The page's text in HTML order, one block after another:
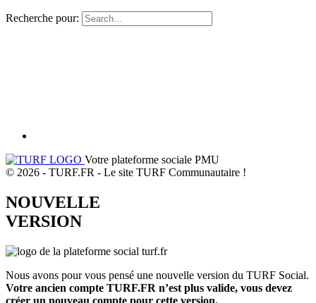
Recherche pour:
Votre plateforme sociale PMU
© 2026 - TURF.FR - Le site TURF Communautaire !
NOUVELLE
VERSION
Nous avons pour vous pensé une nouvelle version du TURF Social.
Votre ancien compte TURF.FR n’est plus valide, vous devez
créer un nouveau compte pour cette version.